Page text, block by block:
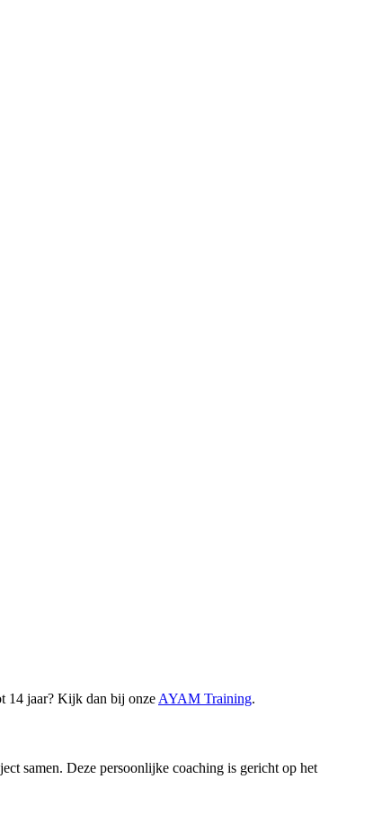
14 jaar? Kijk dan bij onze AYAM Training.
samen. Deze persoonlijke coaching is gericht op het